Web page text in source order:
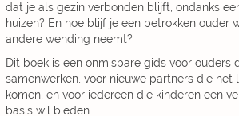
dat je als gezin verbonden blijft, ondanks
huizen? En hoe blijf je een betrokken ouder
andere wending neemt?
Dit boek is een onmisbare gids voor ouders
samenwerken, voor nieuwe partners die het
komen, en voor iedereen die kinderen een
basis wil bieden.